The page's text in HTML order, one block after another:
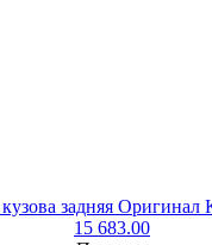
задняя
15 683.00